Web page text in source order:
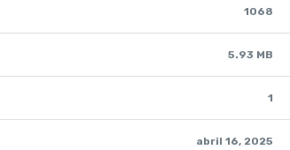
1068
5.93 MB
1
abril 16, 2025